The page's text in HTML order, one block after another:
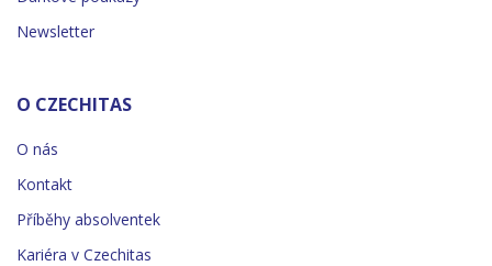
Newsletter
O CZECHITAS
O nás
Kontakt
Příběhy absolventek
Kariéra v Czechitas